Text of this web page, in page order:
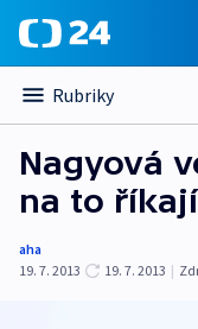
Rubriky
Nagyová
na to
aha
19. 7. 2013
19. 7. 2013 |